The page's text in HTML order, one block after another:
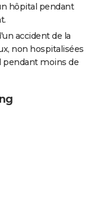
hôpital pendant
accident de la
non hospitalisées
pendant moins de